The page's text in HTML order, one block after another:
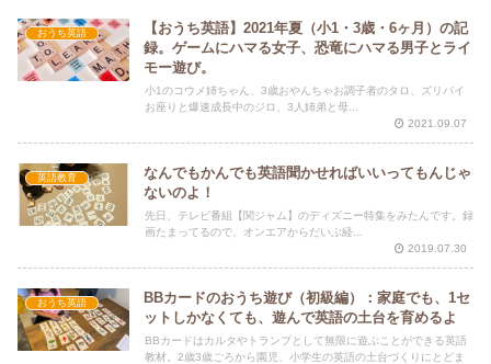
おうち英語
【おうち英語】2021年夏（小1・3歳・6ヶ月）の記
録。ゲームにハマる女子、恐竜にハマる男子とライ
モー遊び。
小1のコウメ姉ちゃん、3歳おやんちゃお調子者のタロ、ズリバイ
お座りと爆速成長中のジロ、3人姉弟と母...
2021.09.07
英語教育
なんでもかんでも英語聞かせればいいってもんじゃ
ないのよ！
先日、テレビ番組【関ジャム】のディズニー特集をみたんです。録
画たまってるので、オンエアからだいぶ経...
2019.07.30
おうち英語
BBカードのおうち遊び（初級編）：家庭でも、1セ
ットしかなくても、遊んで英語の土台を育めるよ
BBカードはカルタやトランプとして無限に遊ぶことができる英語
教材。2歳3歳ごろから園児、小学生の英語の土台づくりにとどま